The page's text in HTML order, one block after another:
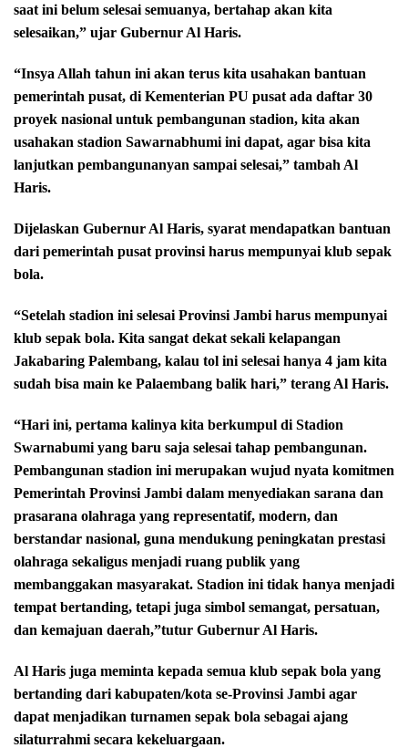
saat ini belum selesai semuanya, bertahap akan kita
selesaikan,” ujar Gubernur Al Haris.
“Insya Allah tahun ini akan terus kita usahakan bantuan
pemerintah pusat, di Kementerian PU pusat ada daftar 30
proyek nasional untuk pembangunan stadion, kita akan
usahakan stadion Sawarnabhumi ini dapat, agar bisa kita
lanjutkan pembangunanyan sampai selesai,” tambah Al
Haris.
Dijelaskan Gubernur Al Haris, syarat mendapatkan bantuan
dari pemerintah pusat provinsi harus mempunyai klub sepak
bola.
“Setelah stadion ini selesai Provinsi Jambi harus mempunyai
klub sepak bola. Kita sangat dekat sekali kelapangan
Jakabaring Palembang, kalau tol ini selesai hanya 4 jam kita
sudah bisa main ke Palaembang balik hari,” terang Al Haris.
“Hari ini, pertama kalinya kita berkumpul di Stadion
Swarnabumi yang baru saja selesai tahap pembangunan.
Pembangunan stadion ini merupakan wujud nyata komitmen
Pemerintah Provinsi Jambi dalam menyediakan sarana dan
prasarana olahraga yang representatif, modern, dan
berstandar nasional, guna mendukung peningkatan prestasi
olahraga sekaligus menjadi ruang publik yang
membanggakan masyarakat. Stadion ini tidak hanya menjadi
tempat bertanding, tetapi juga simbol semangat, persatuan,
dan kemajuan daerah,”tutur Gubernur Al Haris.
Al Haris juga meminta kepada semua klub sepak bola yang
bertanding dari kabupaten/kota se-Provinsi Jambi agar
dapat menjadikan turnamen sepak bola sebagai ajang
silaturrahmi secara kekeluargaan.